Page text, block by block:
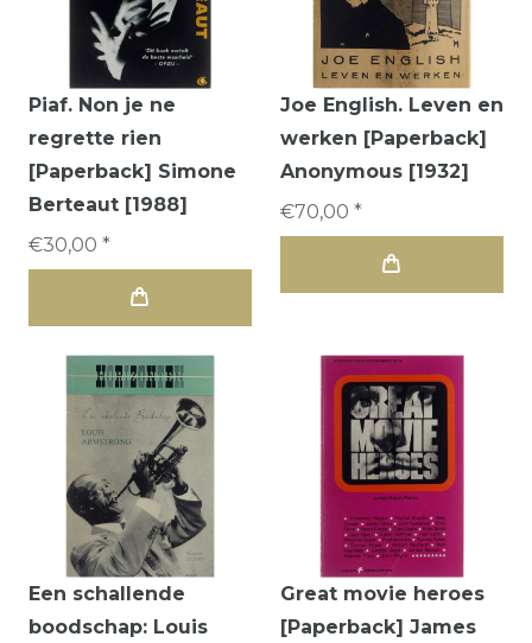
Piaf. Non je ne
regrette rien
[Paperback] Simone
Berteaut [1988]
€30,00 *
Joe English. Leven en
werken [Paperback]
Anonymous [1932]
€70,00 *
Een schallende
boodschap: Louis
Great movie heroes
[Paperback] James